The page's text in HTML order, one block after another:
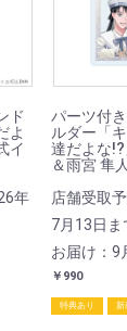
ド
よ
イ
年
パーツ付
ルダー「
達だよな
＆雨宮 隼
店舗受取
7月13日ま
お届け：9
￥990
特典あり 新